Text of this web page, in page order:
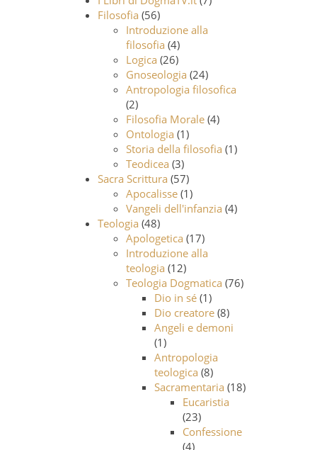
Filosofia (56)
Introduzione alla
filosofia (4)
Logica (26)
Gnoseologia (24)
Antropologia filosofica
(2)
Filosofia Morale(4)
Ontologia (1)
Storia della filosofia (1)
Teodicea (3)
Sacra Scrittura (57)
Apocalisse(1)
Vangeli dell'infanzia (4)
Teologia (48)
Apologetica (17)
Introduzione alla
teologia (12)
Teologia Dogmatica (76)
Dio in sé(1)
Dio creatore(8)
Angeli e demoni
(1)
Antropologia
teologica (8)
Sacramentaria (18)
Eucaristia
(23)
Confessione
(4)